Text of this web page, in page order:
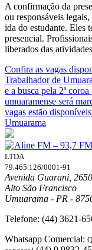
A confirmação da
ou responsáveis
ida do estudante. Eles
presencial.
liberados das
Confira as vagas
Trabalhador de
e a busca pela 2ª
umuaramense será
vagas estão
Umuarama
LTDA
79.465.126/0001-91
Avenida Guarani, 2650
Alto São Francisco
Umuarama - PR -
Telefone: (44) 3621-
Whatsapp Comercial: